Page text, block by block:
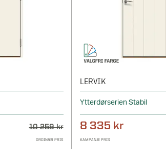
10 259 kr
ORDINÆR PRIS
LERVIK
Ytterdørserien Stabil
8 335 kr
KAMPANJE PRIS